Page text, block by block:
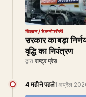
विज्ञान/टेक्नोलॉजी
सरकार का बड़ा
वृद्धि का नियंत्रण
द्वारा राष्ट्र प्रेस
4 महीने पहले1 अप्रैल